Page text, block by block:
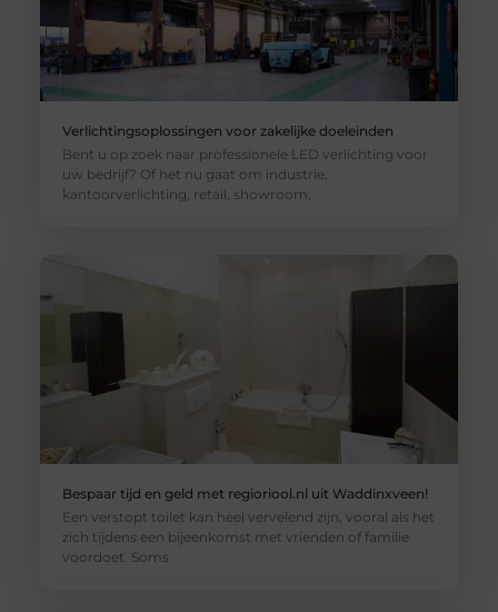
Verlichtingsoplossingen voor zakelijke doeleinden
Bent u op zoek naar professionele LED verlichting voor
uw bedrijf? Of het nu gaat om industrie,
kantoorverlichting, retail, showroom,
Bespaar tijd en geld met regioriool.nl uit Waddinxveen!
Een verstopt toilet kan heel vervelend zijn, vooral als het
zich tijdens een bijeenkomst met vrienden of familie
voordoet. Soms